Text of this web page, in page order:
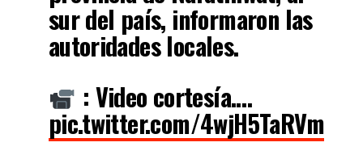
sur del país, informaron las
autoridades locales.
: Video cortesía.…
pic.twitter.com/4wjH5TaRVm